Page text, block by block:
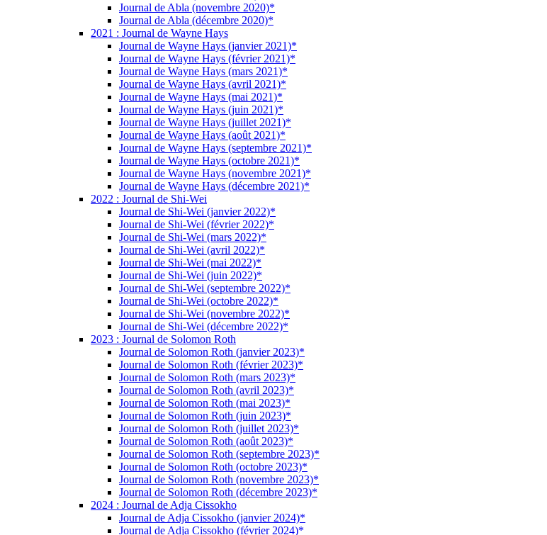
Journal de Abla (novembre 2020)*
Journal de Abla (décembre 2020)*
2021 : Journal de Wayne Hays
Journal de Wayne Hays (janvier 2021)*
Journal de Wayne Hays (février 2021)*
Journal de Wayne Hays (mars 2021)*
Journal de Wayne Hays (avril 2021)*
Journal de Wayne Hays (mai 2021)*
Journal de Wayne Hays (juin 2021)*
Journal de Wayne Hays (juillet 2021)*
Journal de Wayne Hays (août 2021)*
Journal de Wayne Hays (septembre 2021)*
Journal de Wayne Hays (octobre 2021)*
Journal de Wayne Hays (novembre 2021)*
Journal de Wayne Hays (décembre 2021)*
2022 : Journal de Shi-Wei
Journal de Shi-Wei (janvier 2022)*
Journal de Shi-Wei (février 2022)*
Journal de Shi-Wei (mars 2022)*
Journal de Shi-Wei (avril 2022)*
Journal de Shi-Wei (mai 2022)*
Journal de Shi-Wei (juin 2022)*
Journal de Shi-Wei (septembre 2022)*
Journal de Shi-Wei (octobre 2022)*
Journal de Shi-Wei (novembre 2022)*
Journal de Shi-Wei (décembre 2022)*
2023 : Journal de Solomon Roth
Journal de Solomon Roth (janvier 2023)*
Journal de Solomon Roth (février 2023)*
Journal de Solomon Roth (mars 2023)*
Journal de Solomon Roth (avril 2023)*
Journal de Solomon Roth (mai 2023)*
Journal de Solomon Roth (juin 2023)*
Journal de Solomon Roth (juillet 2023)*
Journal de Solomon Roth (août 2023)*
Journal de Solomon Roth (septembre 2023)*
Journal de Solomon Roth (octobre 2023)*
Journal de Solomon Roth (novembre 2023)*
Journal de Solomon Roth (décembre 2023)*
2024 : Journal de Adja Cissokho
Journal de Adja Cissokho (janvier 2024)*
Journal de Adja Cissokho (février 2024)*